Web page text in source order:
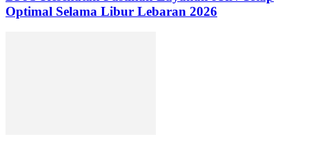
Optimal Selama Libur Lebaran 2026